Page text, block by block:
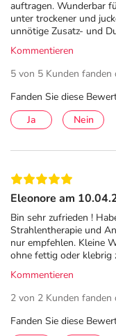
auftragen. Wunderbar
unter trockener und
unnötige Zusatz- und
Kommentieren
5 von 5 Kunden
Fanden Sie diese
Ja
Nein
Eleonore am
Bin sehr zufrieden !
Strahlentherapie und
nur empfehlen. Kleine
ohne fettig oder klebrig
Kommentieren
2 von 2 Kunden
Fanden Sie diese